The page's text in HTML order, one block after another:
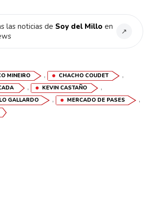
las noticias de Soy del Millo en
↗
MINEIRO , CHACHO COUDET ,
, KEVIN CASTAÑO ,
GALLARDO , MERCADO DE PASES ,